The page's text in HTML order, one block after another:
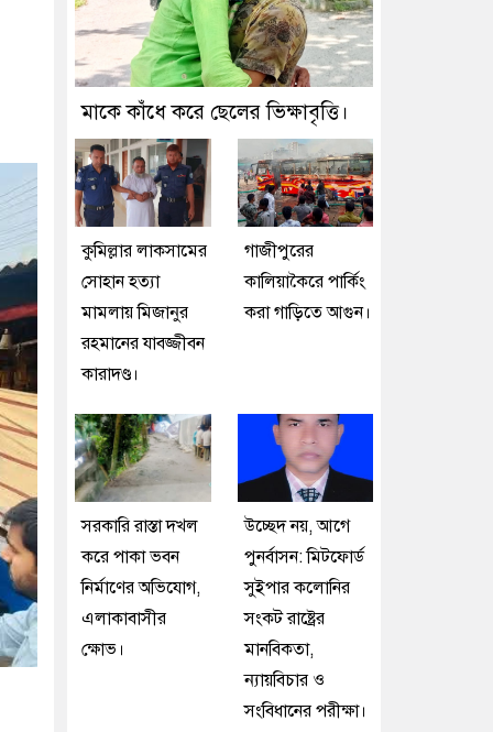
মাকে কাঁধে করে ছেলের ভিক্ষাবৃত্তি।
কুমিল্লার লাকসামের
সোহান হত্যা
মামলায় মিজানুর
রহমানের যাবজ্জীবন
কারাদণ্ড।
গাজীপুরের
কালিয়াকৈরে পার্কিং
করা গাড়িতে আগুন।
সরকারি রাস্তা দখল
করে পাকা ভবন
নির্মাণের অভিযোগ,
এলাকাবাসীর
ক্ষোভ।
উচ্ছেদ নয়, আগে
পুনর্বাসন: মিটফোর্ড
সুইপার কলোনির
সংকট রাষ্ট্রের
মানবিকতা,
ন্যায়বিচার ও
সংবিধানের পরীক্ষা।